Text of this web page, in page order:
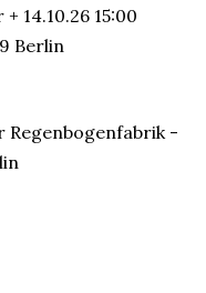
14.10.26 15:00
Berlin
Regenbogenfabrik -